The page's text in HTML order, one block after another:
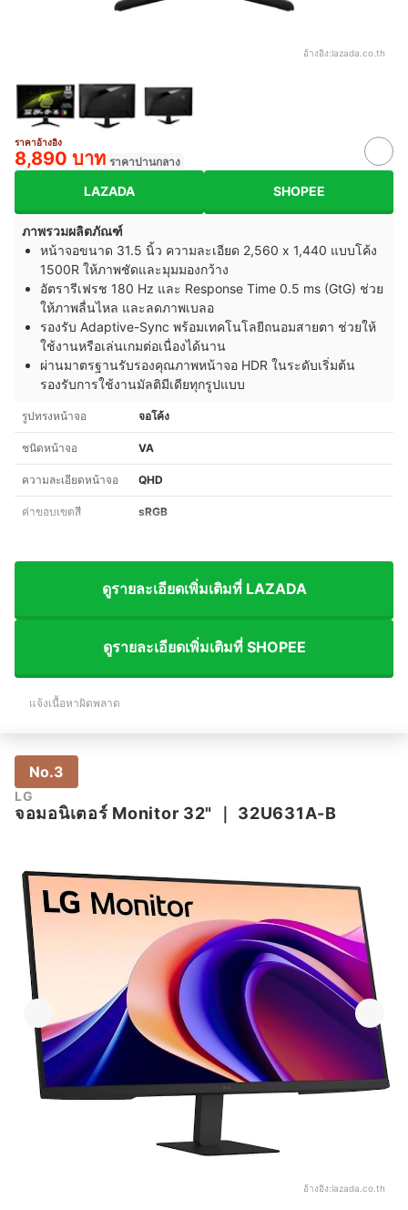
อ้างอิง:lazada.co.th
ราคาอ้างอิง
8,890 บาท ราคาปานกลาง
LAZADA SHOPEE
ภาพรวมผลิตภัณฑ์
หน้าจอขนาด 31.5 นิ้ว ความละเอียด 2,560 x 1,440 แบบโค้ง
1500R ให้ภาพชัดและมุมมองกว้าง
อัตรารีเฟรช 180 Hz และ Response Time 0.5 ms (GtG) ช่วย
ให้ภาพลื่นไหล และลดภาพเบลอ
รองรับ Adaptive-Sync พร้อมเทคโนโลยีถนอมสายตา ช่วยให้
ใช้งานหรือเล่นเกมต่อเนื่องได้นาน
ผ่านมาตรฐานรับรองคุณภาพหน้าจอ HDR ในระดับเริ่มต้น
รองรับการใช้งานมัลติมีเดียทุกรูปแบบ
รูปทรงหน้าจอ จอโค้ง
ชนิดหน้าจอ VA
ความละเอียดหน้าจอ QHD
ค่าขอบเขตสี sRGB
ดูรายละเอียดเพิ่มเติมที่ LAZADA
ดูรายละเอียดเพิ่มเติมที่ SHOPEE
แจ้งเนื้อหาผิดพลาด
No.3
LG
จอมอนิเตอร์ Monitor 32" 32U631A-B
อ้างอิง:lazada.co.th